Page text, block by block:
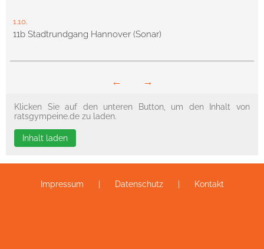
1.10.
11b Stadtrundgang Hannover (Sonar)
← →
Klicken Sie auf den unteren Button, um den Inhalt von
ratsgympeine.de zu laden.
Inhalt laden
Impressum Datenschutz Kontakt